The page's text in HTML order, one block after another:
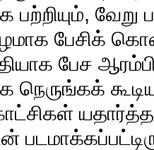
பேசிக்
பேச
நெருங்கக்